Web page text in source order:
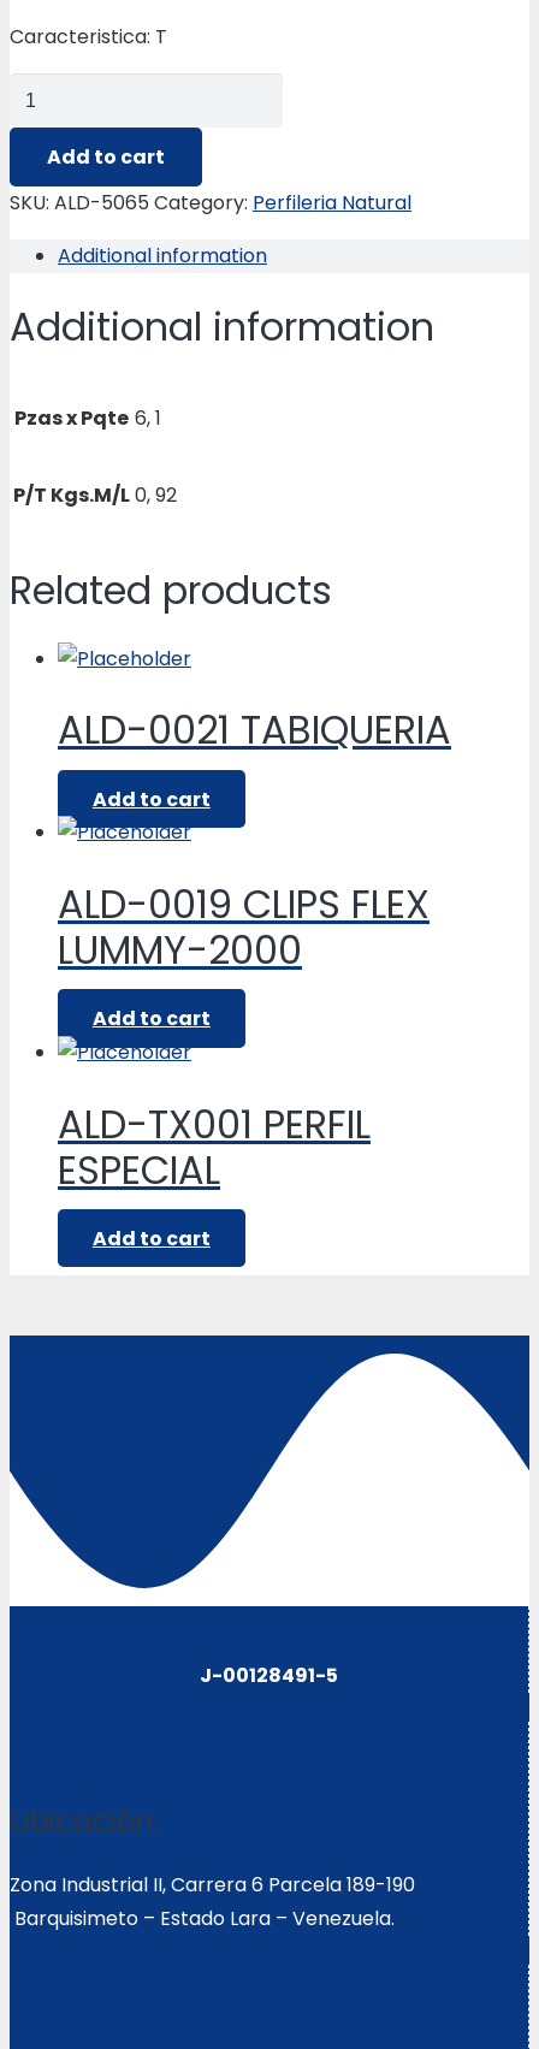
Caracteristica: T
ALD-
5065
PERFIL
VENT.
(PESADA)
Add to cart
SKU: ALD-5065 Category: Perfileria Natural
Additional information
Additional information
Pzas x Pqte 6, 1
P/T Kgs.M/L0, 92
Related products
ALD-0021 TABIQUERIA
Add to cart
ALD-0019 CLIPS FLEX
LUMMY-2000
Add to cart
ALD-TX001 PERFIL
ESPECIAL
Add to cart
J-00128491-5
Ubicación:
Zona Industrial II, Carrera 6 Parcela 189-190
Barquisimeto – Estado Lara – Venezuela.